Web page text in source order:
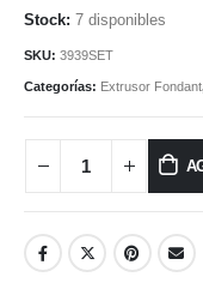
7 disponibles
SKU: 3939SET
Categorías: Extrusor Fondant